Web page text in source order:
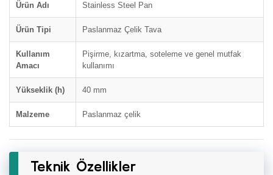
Ürün Adı Stainless Steel Pan
Ürün Tipi Paslanmaz Çelik Tava
Kullanım
Amacı
Pişirme, kızartma, soteleme ve genel mutfak
kullanımı
Yükseklik (h) 40 mm
Malzeme Paslanmaz çelik
Teknik Özellikler